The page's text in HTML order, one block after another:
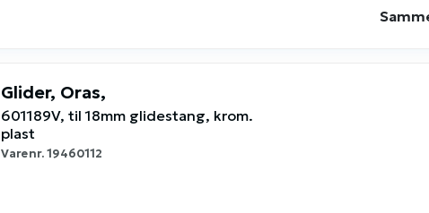
Glider, Oras,
601189V, til 18mm glidestang, krom.
plast
Varenr.19460112